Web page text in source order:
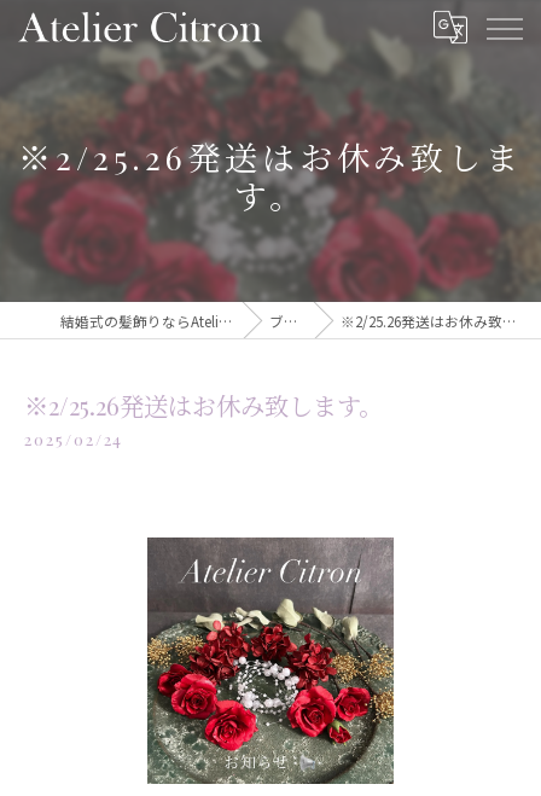
※2/25.26発送はお休み致しま
す。
結婚式の髪飾りならAtelier Citron ブログ ※2/25.26発送はお休み致します。
※2/25.26発送はお休み致します。
2025/02/24